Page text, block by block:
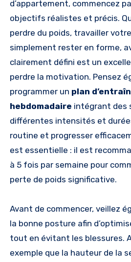
d’appartement, commencez
objectifs réalistes et précis.
perdre du poids, travailler
simplement rester en forme,
clairement défini est un
perdre la motivation. Pensez
programmer un plan
hebdomadaire intégrant des
différentes intensités et
routine et progresser
est essentielle : il est
à 5 fois par semaine pour
perte de poids significative.
Avant de commencer, veillez
la bonne posture afin
tout en évitant les blessures.
exemple que la hauteur de la